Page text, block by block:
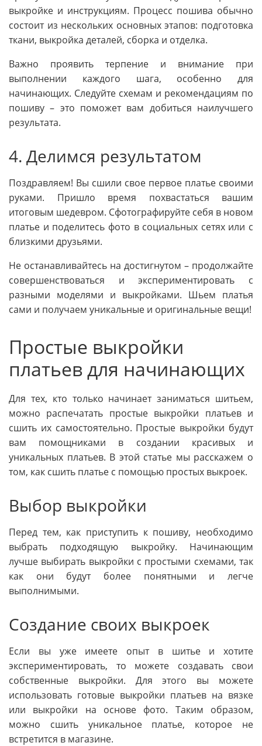
выкройке и инструкциям. Процесс пошива обычно
состоит из нескольких основных этапов: подготовка
ткани, выкройка деталей, сборка и отделка.
Важно проявить терпение и внимание при
выполнении каждого шага, особенно для
начинающих. Следуйте схемам и рекомендациям по
пошиву – это поможет вам добиться наилучшего
результата.
4. Делимся результатом
Поздравляем! Вы сшили свое первое платье своими
руками. Пришло время похвастаться вашим
итоговым шедевром. Сфотографируйте себя в новом
платье и поделитесь фото в социальных сетях или с
близкими друзьями.
Не останавливайтесь на достигнутом – продолжайте
совершенствоваться и экспериментировать с
разными моделями и выкройками. Шьем платья
сами и получаем уникальные и оригинальные вещи!
Простые выкройки
платьев для начинающих
Для тех, кто только начинает заниматься шитьем,
можно распечатать простые выкройки платьев и
сшить их самостоятельно. Простые выкройки будут
вам помощниками в создании красивых и
уникальных платьев. В этой статье мы расскажем о
том, как сшить платье с помощью простых выкроек.
Выбор выкройки
Перед тем, как приступить к пошиву, необходимо
выбрать подходящую выкройку. Начинающим
лучше выбирать выкройки с простыми схемами, так
как они будут более понятными и легче
выполнимыми.
Создание своих выкроек
Если вы уже имеете опыт в шитье и хотите
экспериментировать, то можете создавать свои
собственные выкройки. Для этого вы можете
использовать готовые выкройки платьев на вязке
или выкройки на основе фото. Таким образом,
можно сшить уникальное платье, которое не
встретится в магазине.